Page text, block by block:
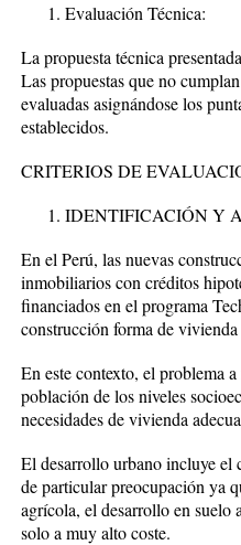
Evaluación Técnica:
La propuesta técnica
Las propuestas que no
evaluadas asignándose los
establecidos.
CRITERIOS DE
IDENTIFICACIÓN Y
En el Perú, las nuevas
inmobiliarios con créditos
financiados en el programa
construcción forma de vivienda
En este contexto, el problema
población de los niveles
necesidades de vivienda
El desarrollo urbano incluye el
de particular preocupación ya
agrícola, el desarrollo en suelo
solo a muy alto coste.